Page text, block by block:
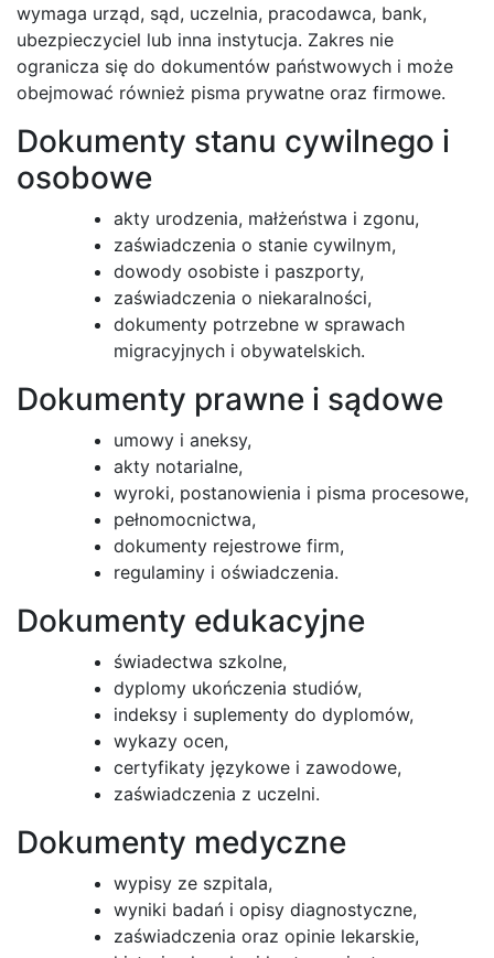
wymaga urząd, sąd, uczelnia, pracodawca, bank,
ubezpieczyciel lub inna instytucja. Zakres nie
ogranicza się do dokumentów państwowych i może
obejmować również pisma prywatne oraz firmowe.
Dokumenty stanu cywilnego i
osobowe
akty urodzenia, małżeństwa i zgonu,
zaświadczenia o stanie cywilnym,
dowody osobiste i paszporty,
zaświadczenia o niekaralności,
dokumenty potrzebne w sprawach
migracyjnych i obywatelskich.
Dokumenty prawne i sądowe
umowy i aneksy,
akty notarialne,
wyroki, postanowienia i pisma procesowe,
pełnomocnictwa,
dokumenty rejestrowe firm,
regulaminy i oświadczenia.
Dokumenty edukacyjne
świadectwa szkolne,
dyplomy ukończenia studiów,
indeksy i suplementy do dyplomów,
wykazy ocen,
certyfikaty językowe i zawodowe,
zaświadczenia z uczelni.
Dokumenty medyczne
wypisy ze szpitala,
wyniki badań i opisy diagnostyczne,
zaświadczenia oraz opinie lekarskie,